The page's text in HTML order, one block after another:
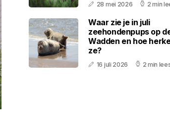
28 mei 2026 2 min
Waar zie je in juli
zeehondenpups op
Wadden en hoe
ze?
16 juli 2026 2 min